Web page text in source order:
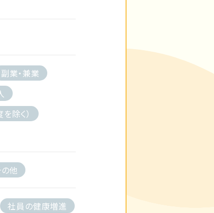
副業・兼業
除く）
の他
社員の健康増進